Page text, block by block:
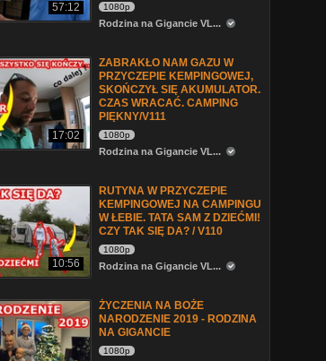
57:12 1080p
Rodzina na Gigancie VL...
17:02
ZABRAKŁO NAM GAZU W
PRZYCZEPIE KEMPINGOWEJ,
SKOŃCZYŁ SIĘ AKUMULATOR.
CZAS WRACAĆ. CAMPING
PIĘKNY/V111
1080p
Rodzina na Gigancie VL...
10:56
RUTYNA W PRZYCZEPIE
KEMPINGOWEJ NA CAMPINGU
W ŁEBIE. TATA SAM Z DZIEĆMI!
CZY TAK SIĘ DA? / V110
1080p
Rodzina na Gigancie VL...
ŻYCZENIA NA BOŻE
NARODZENIE 2019 - RODZINA
NA GIGANCIE
1080p